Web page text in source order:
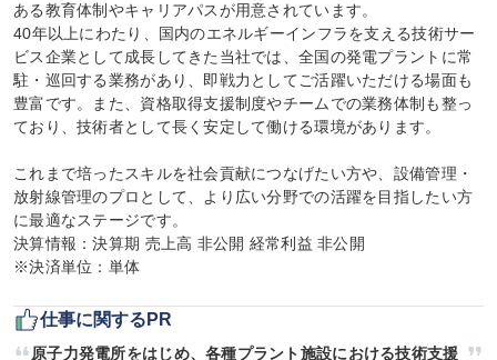
ある教育体制やキャリアパスが用意されています。
40年以上にわたり、国内のエネルギーインフラを支える技術サー
ビス企業として成長してきた当社では、全国の発電プラントに常
駐・巡回する業務があり、即戦力としてご活躍いただける場面も
豊富です。また、資格取得支援制度やチームでの業務体制も整っ
ており、技術者として長く安定して働ける環境があります。
これまで培ったスキルを社会貢献につなげたい方や、設備管理・
放射線管理のプロとして、より広い分野での活躍を目指したい方
に最適なステージです。
決算情報：決算期 売上高 非公開 経常利益 非公開
※決済単位：単体
仕事に関するPR
原子力発電所をはじめ、各種プラント施設における技術支援